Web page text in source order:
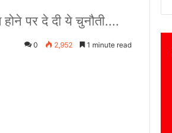
पर दे दी ये चुनौती....
0 2,952 1 minute read